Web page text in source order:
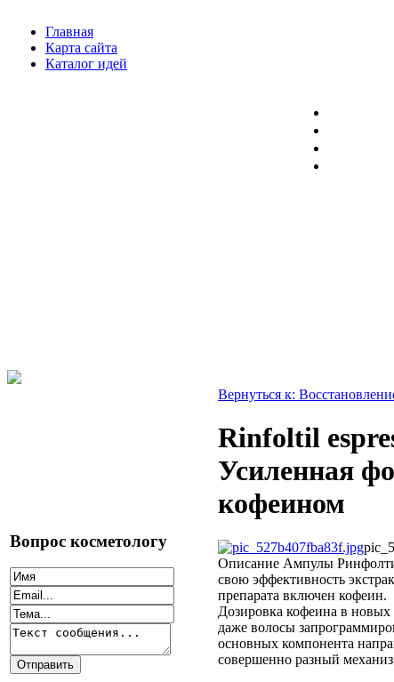
Главная
Карта сайта
Каталог идей
Вопрос косметологу
Вернуться к:
Rinfoltil
Усиленная
кофеином
Описание Ампулы
свою эффективность
препарата включен кофеин.
Дозировка кофеина в новых
даже волосы
основных компонента
совершенно разный